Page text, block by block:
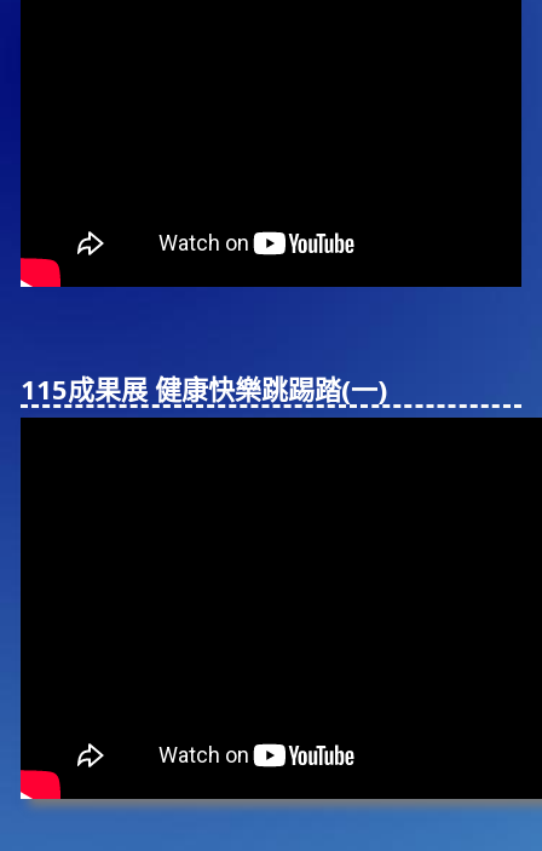
115成果展 健康快樂跳踢踏(⼀)